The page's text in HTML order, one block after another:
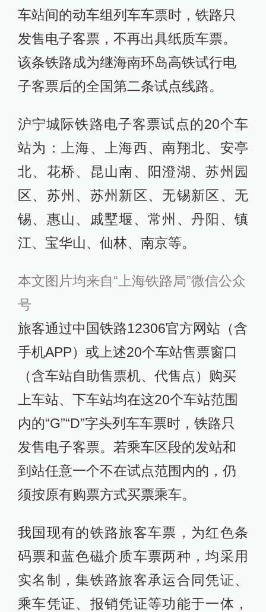
车站间的动车组列车车票时，铁路只
发售电子客票，不再出具纸质车票。
该条铁路成为继海南环岛高铁试行电
子客票后的全国第二条试点线路。
沪宁城际铁路电子客票试点的20个车
站为：上海、上海西、南翔北、安亭
北、花桥、昆山南、阳澄湖、苏州园
区、苏州、苏州新区、无锡新区、无
锡、惠山、戚墅堰、常州、丹阳、镇
江、宝华山、仙林、南京等。
本文图片均来自“上海铁路局”微信公众
号
旅客通过中国铁路12306官方网站（含
手机APP）或上述20个车站售票窗口
（含车站自助售票机、代售点）购买
上车站、下车站均在这20个车站范围
内的“G”“D”字头列车车票时，铁路只
发售电子客票。若乘车区段的发站和
到站任意一个不在试点范围内的，仍
须按原有购票方式买票乘车。
我国现有的铁路旅客车票，为红色条
码票和蓝色磁介质车票两种，均采用
实名制，集铁路旅客承运合同凭证、
乘车凭证、报销凭证等功能于一体，